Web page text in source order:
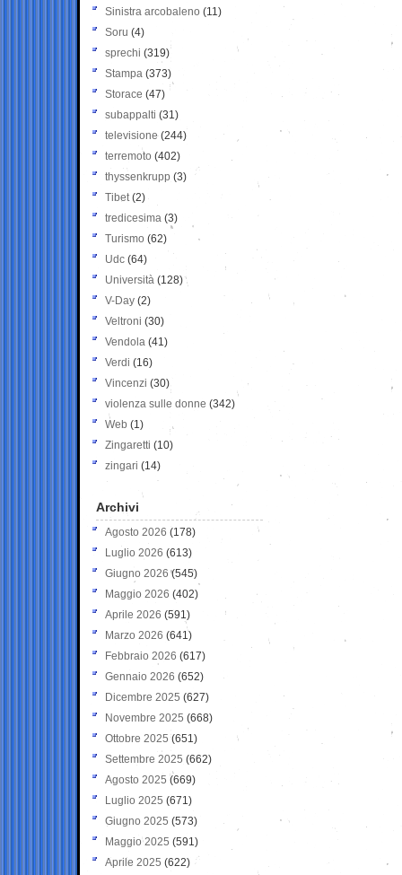
Sinistra arcobaleno (11)
Soru (4)
sprechi (319)
Stampa (373)
Storace (47)
subappalti (31)
televisione(244)
terremoto (402)
thyssenkrupp (3)
Tibet(2)
tredicesima (3)
Turismo (62)
Udc (64)
Università (128)
V-Day (2)
Veltroni (30)
Vendola (41)
Verdi (16)
Vincenzi (30)
violenza sulle donne (342)
Web (1)
Zingaretti (10)
zingari (14)
Archivi
Agosto 2026 (178)
Luglio 2026 (613)
Giugno 2026 (545)
Maggio 2026 (402)
Aprile 2026 (591)
Marzo 2026 (641)
Febbraio 2026 (617)
Gennaio 2026 (652)
Dicembre 2025 (627)
Novembre 2025 (668)
Ottobre 2025 (651)
Settembre 2025 (662)
Agosto 2025 (669)
Luglio 2025 (671)
Giugno 2025 (573)
Maggio 2025 (591)
Aprile 2025 (622)